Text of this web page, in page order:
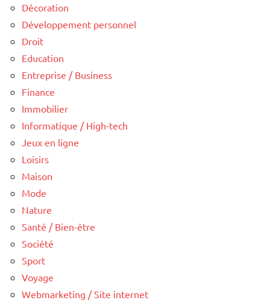
Décoration
Développement personnel
Droit
Education
Entreprise / Business
Finance
Immobilier
Informatique / High-tech
Jeux en ligne
Loisirs
Maison
Mode
Nature
Santé / Bien-être
Société
Sport
Voyage
Webmarketing / Site internet